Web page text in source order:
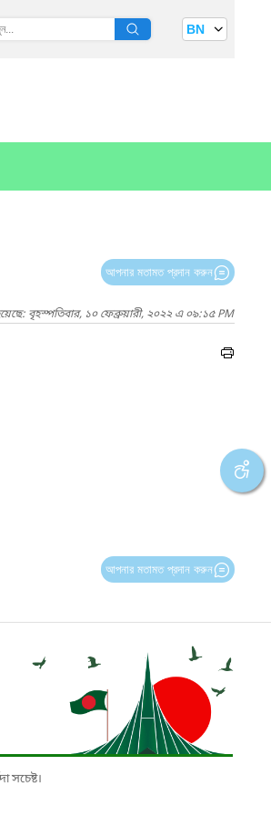
BN
আপনার মতামত প্রদান করুন
বৃহস্পতিবার, ১০ ফেব্রুয়ারী, ২০২২ এ ০৯:১৫ PM
আপনার মতামত প্রদান করুন
সচেষ্ট।